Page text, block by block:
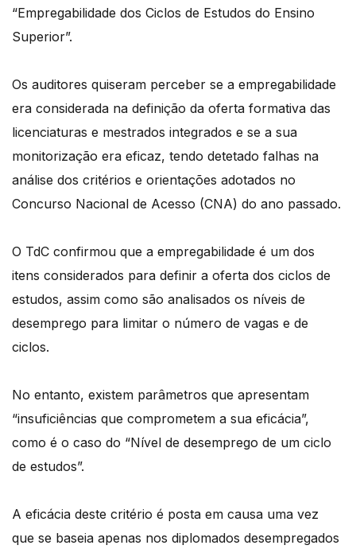
“Empregabilidade dos Ciclos de Estudos do Ensino
Superior”.
Os auditores quiseram perceber se a empregabilidade
era considerada na definição da oferta formativa das
licenciaturas e mestrados integrados e se a sua
monitorização era eficaz, tendo detetado falhas na
análise dos critérios e orientações adotados no
Concurso Nacional de Acesso (CNA) do ano passado.
O TdC confirmou que a empregabilidade é um dos
itens considerados para definir a oferta dos ciclos de
estudos, assim como são analisados os níveis de
desemprego para limitar o número de vagas e de
ciclos.
No entanto, existem parâmetros que apresentam
“insuficiências que comprometem a sua eficácia”,
como é o caso do “Nível de desemprego de um ciclo
de estudos”.
A eficácia deste critério é posta em causa uma vez
que se baseia apenas nos diplomados desempregados